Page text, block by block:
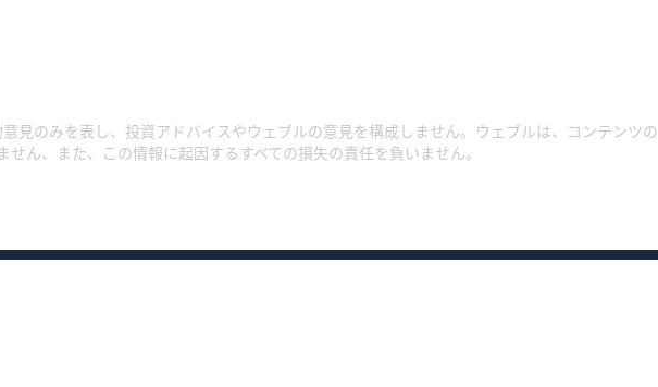
見のみを表し、投資アドバイスやウェブルの意見を構成しません。ウェブルは、コンテンツの
ん、また、この情報に起因するすべての損失の責任を負いません。